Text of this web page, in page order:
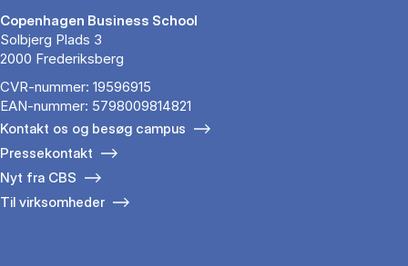
Copenhagen Business School
Solbjerg Plads 3
2000 Frederiksberg
CVR-nummer: 19596915
EAN-nummer: 5798009814821
Kontakt os og besøg campus
Pressekontakt
Nyt fra CBS
Til virksomheder